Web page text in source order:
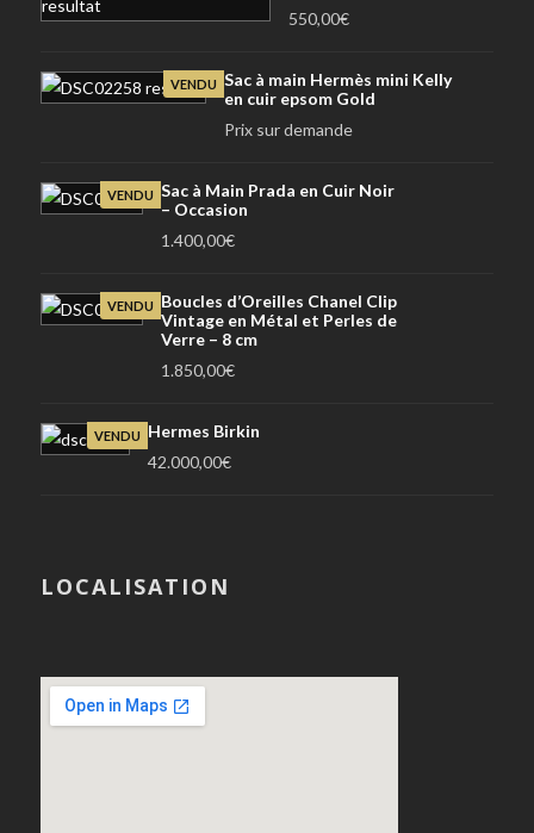
550,00€
VENDU Sac à main Hermès mini Kelly
en cuir epsom Gold
Prix sur demande
VENDU Sac à Main Prada en Cuir Noir
– Occasion
1.400,00€
VENDU
Boucles d’Oreilles Chanel Clip
Vintage en Métal et Perles de
Verre – 8 cm
1.850,00€
VENDU
Hermes Birkin
42.000,00€
LOCALISATION